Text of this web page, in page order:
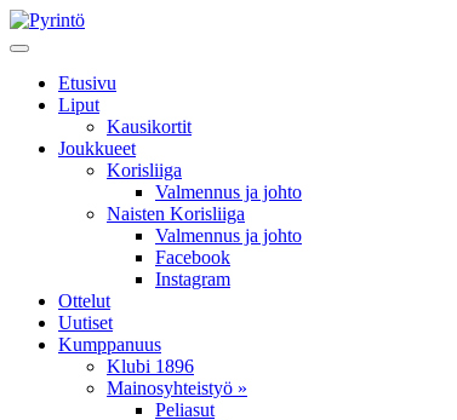
Etusivu
Liput
Kausikortit
Joukkueet
Korisliiga
Valmennus ja johto
Naisten Korisliiga
Valmennus ja johto
Facebook
Instagram
Ottelut
Uutiset
Kumppanuus
Klubi 1896
Mainosyhteistyö »
Peliasut